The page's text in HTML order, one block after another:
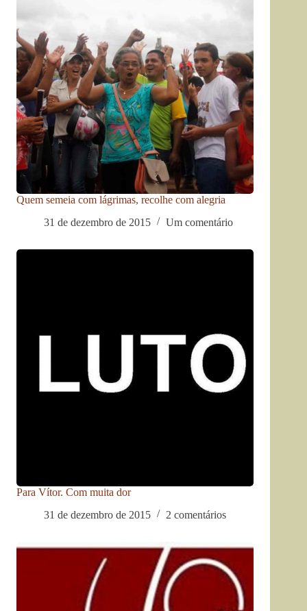
Quem semeia com lágrimas, recolhe com alegria
31 de dezembro de 2015
Um comentário
Para Vítor. Com muita dor
31 de dezembro de 2015
2 comentários